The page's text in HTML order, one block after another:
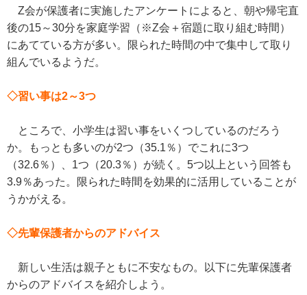
Z会が保護者に実施したアンケートによると、朝や帰宅直
後の15～30分を家庭学習（※Z会＋宿題に取り組む時間）
にあてている方が多い。限られた時間の中で集中して取り
組んでいるようだ。
◇習い事は2～3つ
ところで、小学生は習い事をいくつしているのだろう
か。もっとも多いのが2つ（35.1％）でこれに3つ
（32.6％）、1つ（20.3％）が続く。5つ以上という回答も
3.9％あった。限られた時間を効果的に活用していることが
うかがえる。
◇先輩保護者からのアドバイス
新しい生活は親子ともに不安なもの。以下に先輩保護者
からのアドバイスを紹介しよう。